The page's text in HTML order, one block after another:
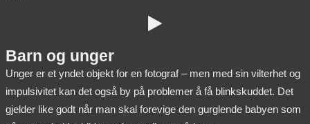

Barn og unger
Unger er et yndet objekt for en fotograf – men med sin vilterhet og
impulsivitet kan det også by på problemer å få blinkskuddet. Det
gjelder like godt når man skal forevige den gurglende babyen som